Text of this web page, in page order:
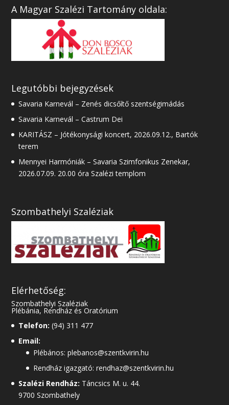
A Magyar Szalézi Tartomány oldala:
Legutóbbi bejegyzések
Savaria Karnevál – Zenés dicsőítő szentségimádás
Savaria Karnevál – Castrum Dei
KARITÁSZ – Jótékonysági koncert, 2026.09.12., Bartók
terem
Mennyei Harmóniák – Savaria Szimfonikus Zenekar,
2026.07.09. 20.00 óra Szalézi templom
Szombathelyi Szaléziak
Elérhetőség:
Szombathelyi Szaléziak
Plébánia, Rendház és Oratórium
Telefon:(94) 311 477
Email:
Plébános: plebanos@szentkvirin.hu
Rendház igazgató: rendhaz@szentkvirin.hu
Szalézi Rendház: Táncsics M. u. 44.
9700 Szombathely